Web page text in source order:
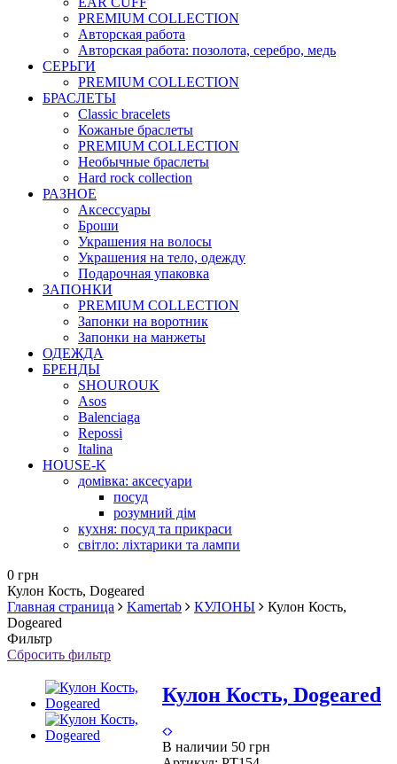
PREMIUM COLLECTION
Авторская работа
Авторская работа: позолота, серебро, медь
СЕРЬГИ
PREMIUM COLLECTION
БРАСЛЕТЫ
Classic bracelets
Кожаные браслеты
PREMIUM COLLECTION
Необычные браслеты
Hard rock collection
РАЗНОЕ
Аксессуары
Броши
Украшения на волосы
Украшения на тело, одежду
Подарочная упаковка
ЗАПОНКИ
PREMIUM COLLECTION
Запонки на воротник
Запонки на манжеты
ОДЕЖДА
БРЕНДЫ
SHOUROUK
Asos
Balenciaga
Repossi
Italina
HOUSE-K
домівка: аксесуари
посуд
розумний дім
кухня: посуд та прикраси
світло: ліхтарики та лампи
0 грн
Кулон Кость, Dogeared
Главная страница
Kamertab КУЛОНЫ
Кулон Кость,
Dogeared
Фильтр
Сбросить фильтр
Кулон Кость, Dogeared
В наличии 50 грн